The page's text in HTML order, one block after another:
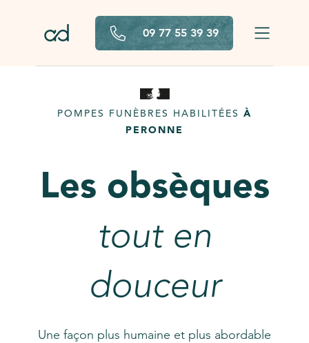
09 77 55 39 39
POMPES FUNÈBRES HABILITÉES À
PERONNE
Les obsèques
tout en
douceur
Une façon plus humaine et plus abordable